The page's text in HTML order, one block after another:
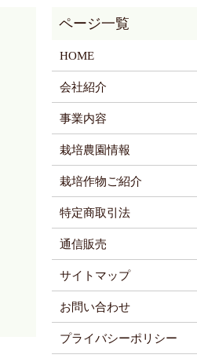
HOME
会社紹介
事業内容
栽培農園情報
栽培作物ご紹介
特定商取引法
通信販売
サイトマップ
お問い合わせ
プライバシーポリシー